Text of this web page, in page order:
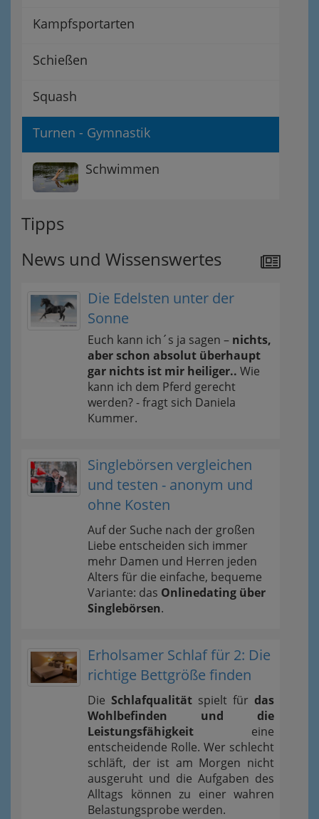
Kampfsportarten
Schießen
Squash
Turnen - Gymnastik
Schwimmen
Tipps
News und Wissenswertes
Die Edelsten unter der
Sonne
Euch kann ich´s ja sagen – nichts,
aber schon absolut überhaupt
gar nichts ist mir heiliger.. Wie
kann ich dem Pferd gerecht
werden? - fragt sich Daniela
Kummer.
Singlebörsen vergleichen
und testen - anonym und
ohne Kosten
Auf der Suche nach der großen
Liebe entscheiden sich immer
mehr Damen und Herren jeden
Alters für die einfache, bequeme
Variante: das Onlinedating über
Singlebörsen.
Erholsamer Schlaf für 2: Die
richtige Bettgröße finden
Die Schlafqualität spielt für das
Wohlbefinden und die
Leistungsfähigkeit eine
entscheidende Rolle. Wer schlecht
schläft, der ist am Morgen nicht
ausgeruht und die Aufgaben des
Alltags können zu einer wahren
Belastungsprobe werden.